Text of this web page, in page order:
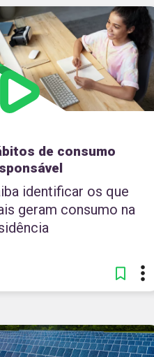
de consumo
identificar os que
geram consumo na